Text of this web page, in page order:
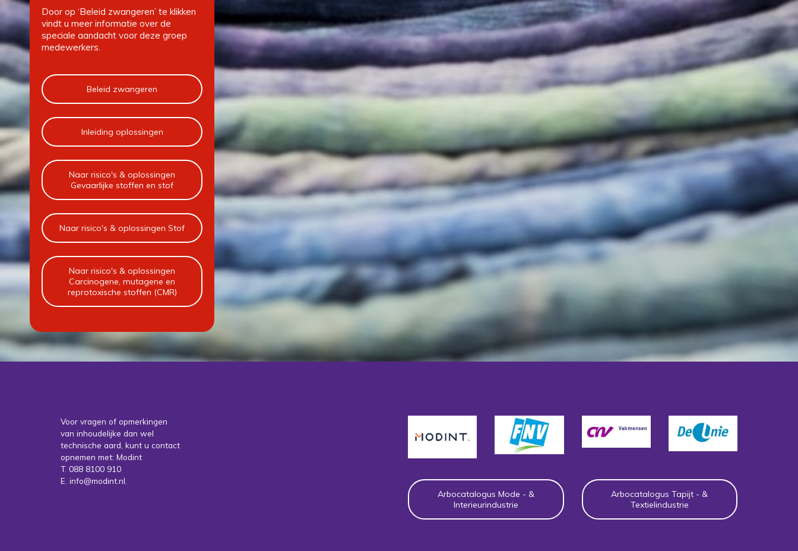
Door op ‘Beleid zwangeren’ te klikken
vindt u meer informatie over de
speciale aandacht voor deze groep
medewerkers.
Beleid zwangeren
Inleiding oplossingen
Naar risico's & oplossingen
Gevaarlijke stoffen en stof
Naar risico's & oplossingen Stof
Naar risico's & oplossingen
Carcinogene, mutagene en
reprotoxische stoffen (CMR)
Voor vragen of opmerkingen
van inhoudelijke dan wel
technische aard, kunt u contact
opnemen met: Modint
T. 088 8100 910
E. info@modint.nl.
Arbocatalogus Mode - &
Interieurindustrie
Arbocatalogus Tapijt - &
Textielindustrie